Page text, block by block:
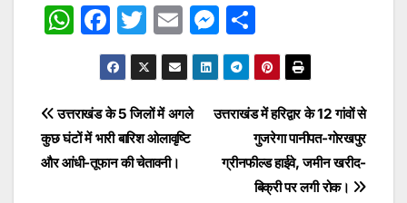
W
s
A
p
F
a
c
e
b
o
T
w
itt
er
E
m
ai
l
M
e
s
s
n
h
ar
e
Post
navigation
उत्तराखंड में हरिद्वार के 12 गांवों से
गुजरेगा पानीपत-गोरखपुर
ग्रीनफील्ड हाईवे, जमीन खरीद-
बिक्री पर लगी रोक।
उत्तराखंड के 5 जिलों में अगले
कुछ घंटों में भारी बारिश ओलावृष्टि
और आंधी-तूफान की चेतावनी।